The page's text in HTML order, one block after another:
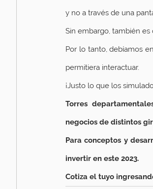
y no a través de una
Sin embargo, también
Por lo tanto, debíamos
permitiera interactuar.
¡Justo lo que los
Torres
negocios de distintos
Para conceptos y
invertir en este 2023.
Cotiza el tuyo